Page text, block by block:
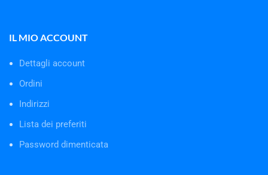
IL MIO ACCOUNT
Dettagli account
Ordini
Indirizzi
Lista dei preferiti
Password dimenticata